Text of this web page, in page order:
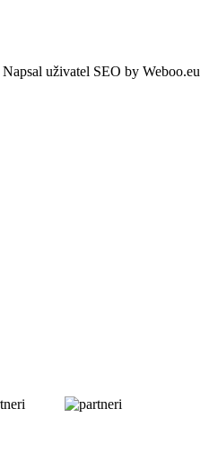
Napsal uživatel SEO by Weboo.eu